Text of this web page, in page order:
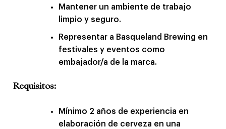
Mantener un ambiente de trabajo
limpio y seguro.
Representar a Basqueland Brewing en
festivales y eventos como
embajador/a de la marca.
Requisitos:
Mínimo 2 años de experiencia en
elaboración de cerveza en una